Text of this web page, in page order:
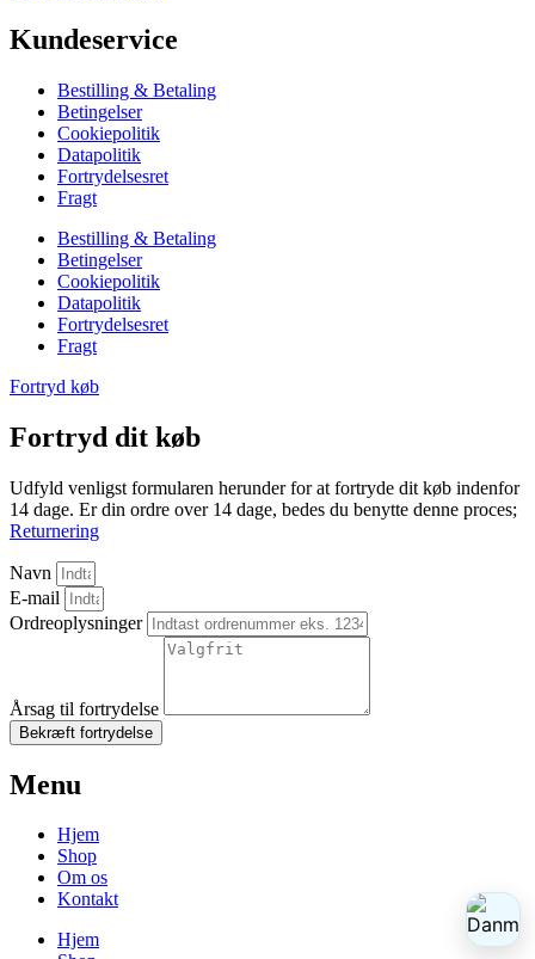
Kundeservice
Bestilling & Betaling
Betingelser
Cookiepolitik
Datapolitik
Fortrydelsesret
Fragt
Bestilling & Betaling
Betingelser
Cookiepolitik
Datapolitik
Fortrydelsesret
Fragt
Fortryd køb
Fortryd dit køb
Udfyld venligst formularen herunder for at fortryde dit køb indenfor
14 dage. Er din ordre over 14 dage, bedes du benytte denne proces;
Returnering
Navn
E-mail
Ordreoplysninger
Årsag til fortrydelse
Bekræft fortrydelse
Menu
Hjem
Shop
Om os
Kontakt
Hjem